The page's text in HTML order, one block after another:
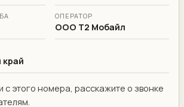
ОПЕРАТОР
ООО Т2 Мобайл
край
с этого номера, расскажите о звонке